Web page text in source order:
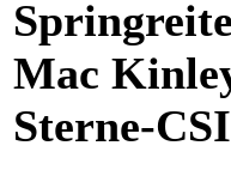
Mac
Sterne-CSI